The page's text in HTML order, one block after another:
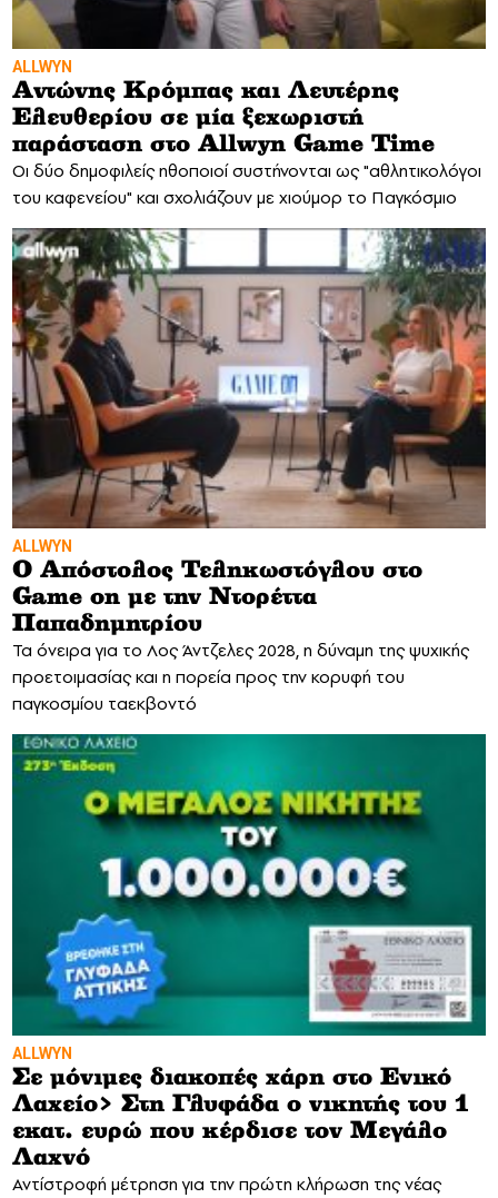
ALLWYN
Αντώνης Κρόμπας και Λευτέρης
Ελευθερίου σε μία ξεχωριστή
παράσταση στο Allwyn Game Time
Οι δύο δημοφιλείς ηθοποιοί συστήνονται ως "αθλητικολόγοι
του καφενείου" και σχολιάζουν με χιούμορ το Παγκόσμιο
ALLWYN
Ο Απόστολος Τεληκωστόγλου στο
Game on με την Ντορέττα
Παπαδημητρίου
Τα όνειρα για το Λος Άντζελες 2028, η δύναμη της ψυχικής
προετοιμασίας και η πορεία προς την κορυφή του
παγκοσμίου ταεκβοντό
ALLWYN
Σε μόνιμες διακοπές χάρη στο Ενικό
Λαχείο> Στη Γλυφάδα ο νικητής του 1
εκατ. ευρώ που κέρδισε τον Μεγάλο
Λαχνό
Αντίστροφή μέτρηση για την πρώτη κλήρωση της νέας